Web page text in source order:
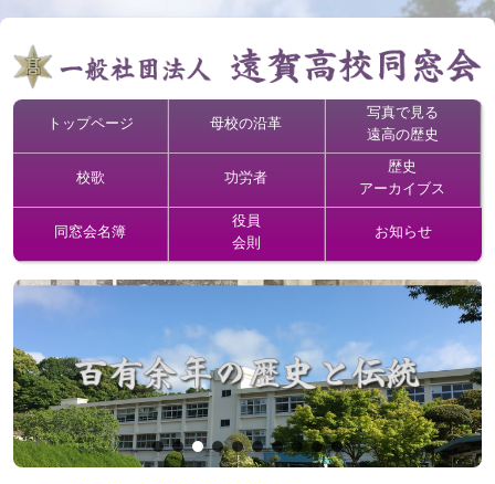
トップページ 母校の沿革
写真で見る
遠高の歴史
校歌 功労者
歴史
アーカイブス
同窓会名簿
役員
会則
お知らせ